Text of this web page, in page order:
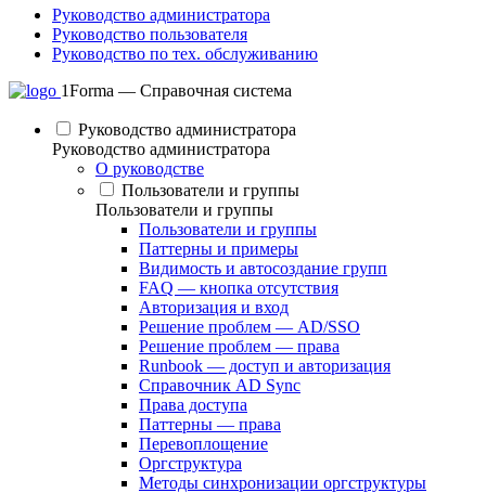
Руководство администратора
Руководство пользователя
Руководство по тех. обслуживанию
1Forma — Справочная система
Руководство администратора
Руководство администратора
О руководстве
Пользователи и группы
Пользователи и группы
Пользователи и группы
Паттерны и примеры
Видимость и автосоздание групп
FAQ — кнопка отсутствия
Авторизация и вход
Решение проблем — AD/SSO
Решение проблем — права
Runbook — доступ и авторизация
Справочник AD Sync
Права доступа
Паттерны — права
Перевоплощение
Оргструктура
Методы синхронизации оргструктуры